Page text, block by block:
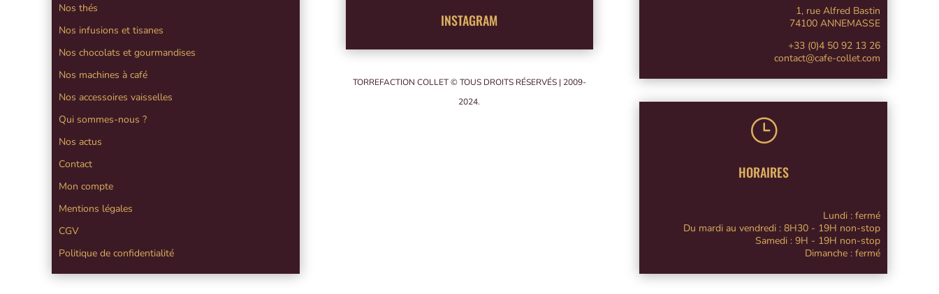
Nos thés
Nos infusions et tisanes
Nos chocolats et gourmandises
Nos machines à café
Nos accessoires vaisselles
Qui sommes-nous ?
Nos actus
Contact
Mon compte
Mentions légales
CGV
Politique de confidentialité
INSTAGRAM
TORREFACTION COLLET © TOUS DROITS RÉSERVÉS | 2009-
2024.
1, rue Alfred Bastin
74100 ANNEMASSE
+33 (0)4 50 92 13 26
contact@cafe-collet.com
}
HORAIRES
Lundi : fermé
Du mardi au vendredi : 8H30 - 19H non-stop
Samedi : 9H - 19H non-stop
Dimanche : fermé